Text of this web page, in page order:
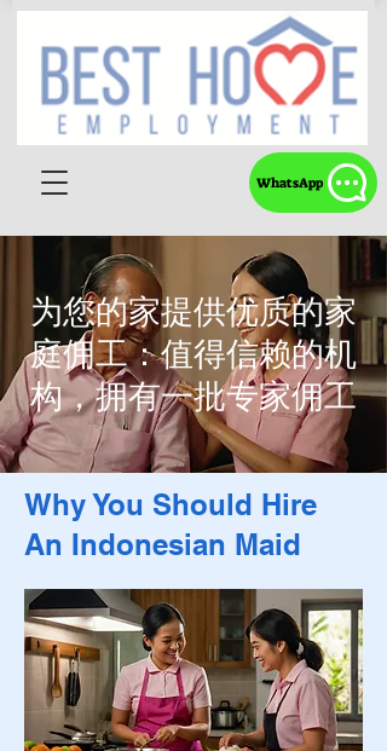
WhatsApp
为您的家提供优质的家
庭佣工：值得信赖的机
构，拥有一批专家佣工
Why You Should Hire
An Indonesian Maid